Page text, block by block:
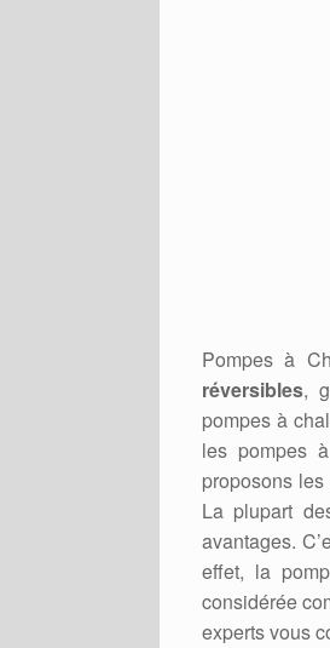
Pompes à
réversibles,
pompes à
les pompes
proposons
La plupart
avantages.
effet, la
considérée
experts vous